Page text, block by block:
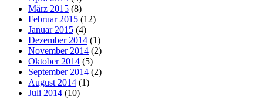
März 2015 (8)
Februar 2015 (12)
Januar 2015 (4)
Dezember 2014 (1)
November 2014 (2)
Oktober 2014 (5)
September 2014 (2)
August 2014 (1)
Juli 2014 (10)